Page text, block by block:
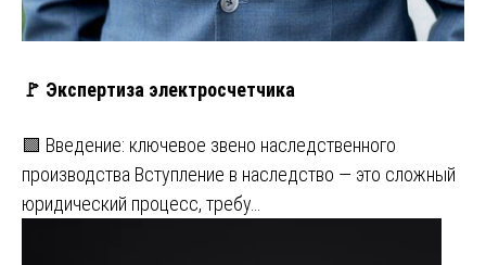
🚩 Экспертиза электросчетчика
🟩 Введение: ключевое звено наследственного
производства Вступление в наследство — это сложный
юридический процесс, требу…